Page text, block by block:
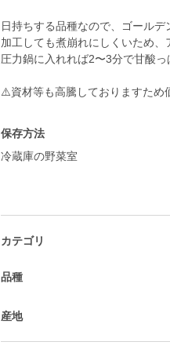
日持ちする品種なので、ゴール
加工しても煮崩れにしくいため、
圧力鍋に入れれば2〜3分で甘酸
⚠️資材等も高騰しておりますため
保存方法
冷蔵庫の野菜室
カテゴリ
品種
産地